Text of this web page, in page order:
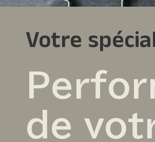
Votre
de